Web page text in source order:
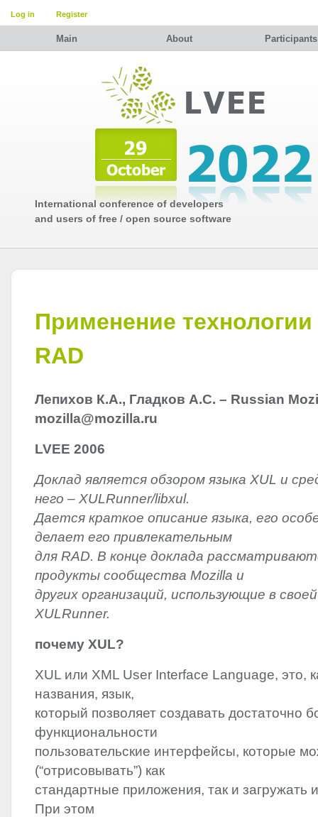
Log in Register
Main About Participants
International conference of developers
and users of free / open source software
Применение
RAD
Лепихов К.А., Гладков А.С. – Russian
mozilla@mozilla.ru
LVEE 2006
Доклад является обзором языка XUL и
него – XULRunner/libxul.
Дается краткое описание языка, его
делает его привлекательным
для RAD. В конце доклада
продукты сообщества Mozilla и
других организаций, использующие в
XULRunner.
почему XUL?
XUL или XML User Interface Language, это,
названия, язык,
который позволяет создавать достаточно
функциональности
пользовательские интерфейсы, которые
(“отрисовывать”) как
стандартные приложения, так и загружать
При этом